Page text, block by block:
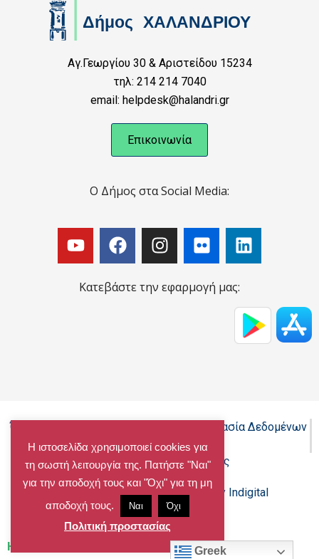
Αγ.Γεωργίου 30 & Αριστείδου 15234
τηλ: 214 214 7040
email: helpdesk@halandri.gr
Επικοινωνία
Ο Δήμος στα Social Media:
Κατεβάστε την εφαρμογή μας:
Όροι Χρήσης - Πολιτική Cookies - Προστασία Δεδομένων
Προσωπικού Χαρακτήρα
Δήλωση προσβασιμότητας
Copyright@chalandri.grPowered by Indigital
Home Archives for 12/12/2008
Η ιστοσελίδα χρησιμοποιεί cookies για
τη σωστή λειτουργία της. Πατήστε "Ναι"
για την αποδοχή τους και "Όχι" για τη μη
αποδοχή τους.
Ναι Όχι
Πολιτική προστασίας
Greek